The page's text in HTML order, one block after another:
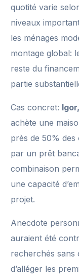
quotité varie
niveaux
les ménages
montage global:
reste du
partie
Cas concret:
achète une
près de 50% des
par un prêt
combinaison
une capacité
projet.
Anecdote
auraient été
recherchés sans
d’alléger les